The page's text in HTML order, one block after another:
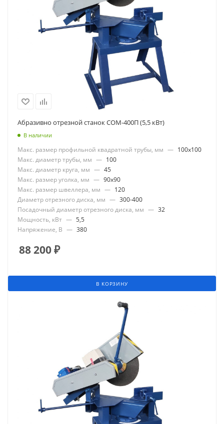
Абразивно отрезной станок СОМ-400П (5,5 кВт)
В наличии
Макс. размер профильной квадратной трубы, мм — 100x100
Макс. диаметр трубы, мм — 100
Макс. диаметр круга, мм — 45
Макс. размер уголка, мм — 90x90
Макс. размер швеллера, мм — 120
Диаметр отрезного диска, мм — 300-400
Посадочный диаметр отрезного диска, мм — 32
Мощность, кВт — 5,5
Напряжение, В — 380
88 200₽
В КОРЗИНУ